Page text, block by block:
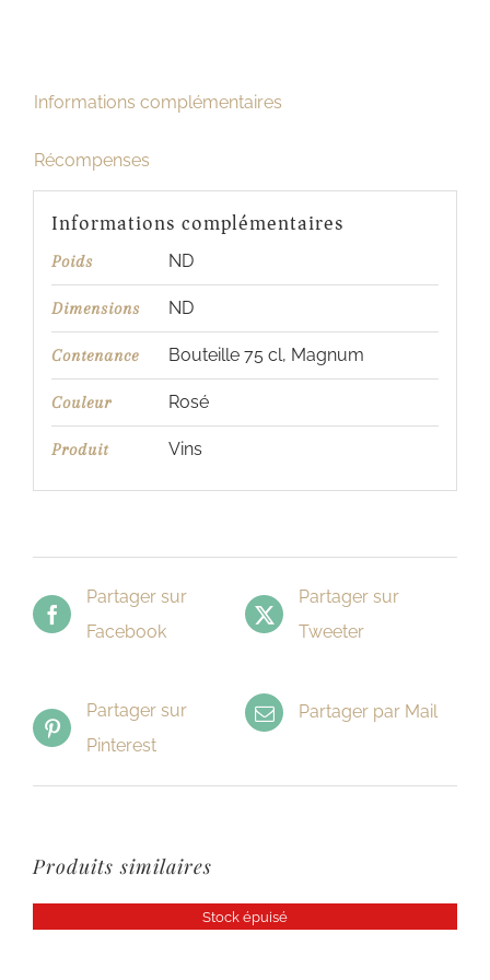
Informations complémentaires
Récompenses
Informations complémentaires
Poids ND
Dimensions ND
Contenance Bouteille 75 cl, Magnum
Couleur Rosé
Produit Vins
Partager sur
Facebook
Partager sur
Tweeter
Partager sur
Pinterest
Partager par Mail
Produits similaires
Stock épuisé